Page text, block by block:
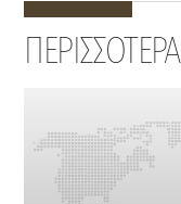
ΠΕΡΙΣΣΟΤΕΡΑ